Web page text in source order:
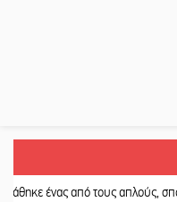
από τους απλούς, σπουδαίους